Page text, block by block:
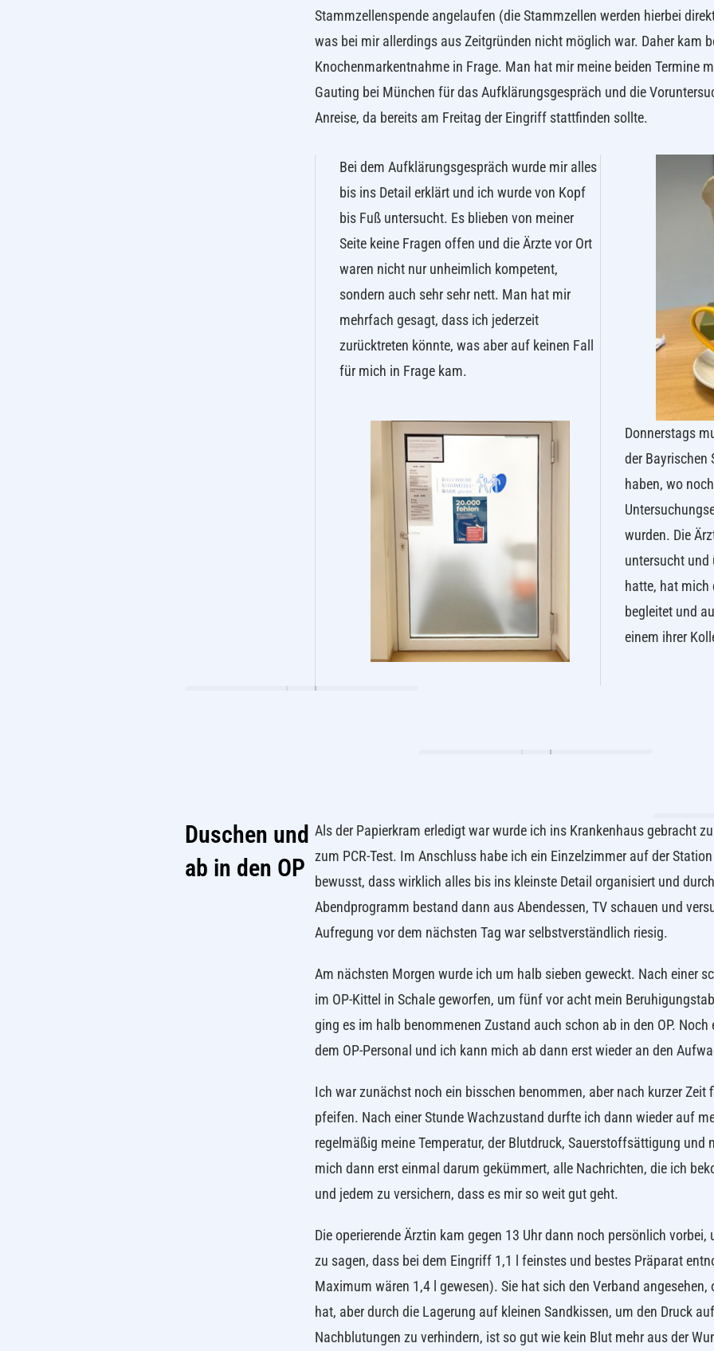
Stammzellenspende angelaufen (die Stammzellen werden hierbei
was bei mir allerdings aus Zeitgründen nicht möglich war. Daher kam
Knochenmarkentnahme in Frage. Man hat mir meine beiden Termine
Gauting bei München für das Aufklärungsgespräch und die
Anreise, da bereits am Freitag der Eingriff stattfinden sollte.
Bei dem Aufklärungsgespräch wurde mir alles
bis ins Detail erklärt und ich wurde von Kopf
bis Fuß untersucht. Es blieben von meiner
Seite keine Fragen offen und die Ärzte vor Ort
waren nicht nur unheimlich kompetent,
sondern auch sehr sehr nett. Man hat mir
mehrfach gesagt, dass ich jederzeit
zurücktreten könnte, was aber auf keinen Fall
für mich in Frage kam.
Donnerstags
der Bayrischen
haben, wo
wurden. Die
untersucht und
hatte, hat mich
begleitet und
einem ihrer
Duschen und
ab in den OP
Als der Papierkram erledigt war wurde ich ins Krankenhaus gebracht
zum PCR-Test. Im Anschluss habe ich ein Einzelzimmer auf der
bewusst, dass wirklich alles bis ins kleinste Detail organisiert und
Abendprogramm bestand dann aus Abendessen, TV schauen und
Aufregung vor dem nächsten Tag war selbstverständlich riesig.
Am nächsten Morgen wurde ich um halb sieben geweckt. Nach einer
im OP-Kittel in Schale geworfen, um fünf vor acht mein
ging es im halb benommenen Zustand auch schon ab in den OP.
dem OP-Personal und ich kann mich ab dann erst wieder an den
Ich war zunächst noch ein bisschen benommen, aber nach kurzer Zeit
pfeifen. Nach einer Stunde Wachzustand durfte ich dann wieder auf
regelmäßig meine Temperatur, der Blutdruck, Sauerstoffsättigung und
mich dann erst einmal darum gekümmert, alle Nachrichten, die ich
und jedem zu versichern, dass es mir so weit gut geht.
Die operierende Ärztin kam gegen 13 Uhr dann noch persönlich
zu sagen, dass bei dem Eingriff 1,1 l feinstes und bestes Präparat
Maximum wären 1,4 l gewesen). Sie hat sich den Verband
hat, aber durch die Lagerung auf kleinen Sandkissen, um den Druck
Nachblutungen zu verhindern, ist so gut wie kein Blut mehr aus der